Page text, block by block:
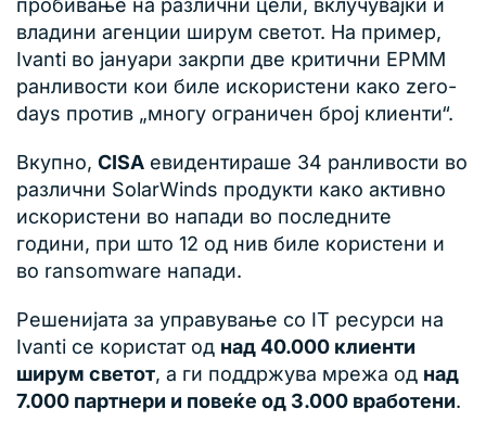
пробивање на различни цели, вклучувајќи и
владини агенции ширум светот. На пример,
Ivanti во јануари закрпи две критични EPMM
ранливости кои биле искористени како zero-
days против „многу ограничен број клиенти“.
Вкупно, CISA евидентираше 34 ранливости во
различни SolarWinds продукти како активно
искористени во напади во последните
години, при што 12 од нив биле користени и
во ransomware напади.
Решенијата за управување со IT ресурси на
Ivanti се користат од над 40.000 клиенти
ширум светот, а ги поддржува мрежа од над
7.000 партнери и повеќе од 3.000 вработени.